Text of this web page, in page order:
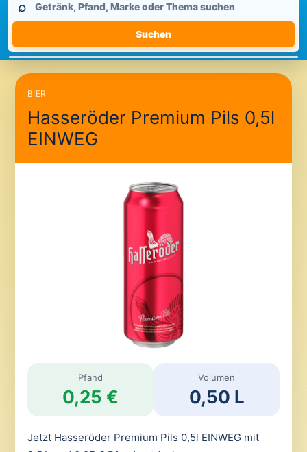
durchsuchen
⌕
Suchen
BIER
Hasseröder Premium Pils 0,5l
EINWEG
Pfand
0,25 €
Volumen
0,50 L
Jetzt Hasseröder Premium Pils 0,5l EINWEG mit